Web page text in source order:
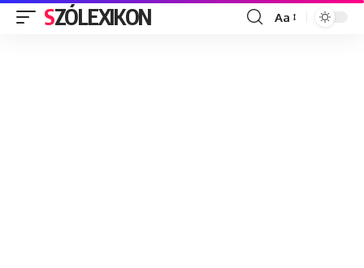
SZÓLEXIKON
Font
Aa